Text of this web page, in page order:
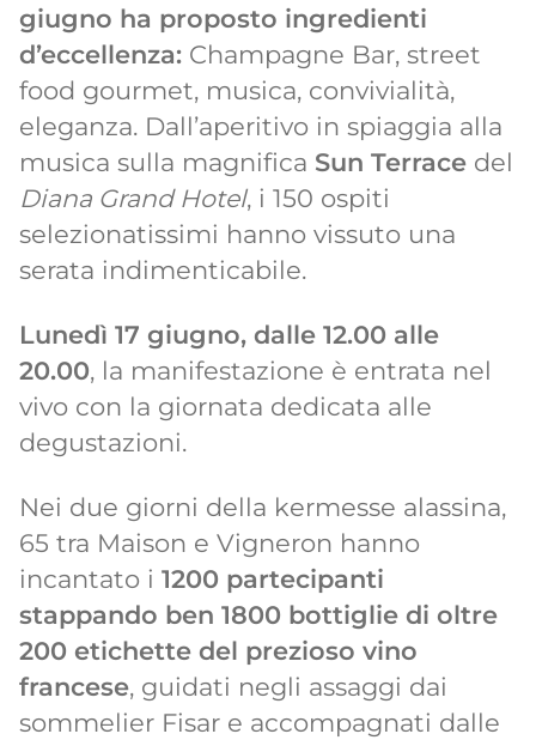
giugno ha proposto ingredienti
d’eccellenza: Champagne Bar, street
food gourmet, musica, convivialità,
eleganza. Dall’aperitivo in spiaggia alla
musica sulla magnifica Sun Terracedel
Diana Grand Hotel, i 150 ospiti
selezionatissimi hanno vissuto una
serata indimenticabile.
Lunedì 17 giugno, dalle 12.00 alle
20.00, la manifestazione è entrata nel
vivo con la giornata dedicata alle
degustazioni.
Nei due giorni della kermesse alassina,
65 tra Maison e Vigneron hanno
incantato i 1200 partecipanti
stappando ben 1800 bottiglie di oltre
200 etichette del prezioso vino
francese, guidati negli assaggi dai
sommelier Fisar e accompagnati dalle